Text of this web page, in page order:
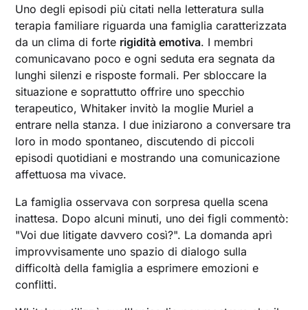
Uno degli episodi più citati nella letteratura sulla
terapia familiare riguarda una famiglia caratterizzata
da un clima di forte rigidità emotiva. I membri
comunicavano poco e ogni seduta era segnata da
lunghi silenzi e risposte formali. Per sbloccare la
situazione e soprattutto offrire uno specchio
terapeutico, Whitaker invitò la moglie Muriel a
entrare nella stanza. I due iniziarono a conversare tra
loro in modo spontaneo, discutendo di piccoli
episodi quotidiani e mostrando una comunicazione
affettuosa ma vivace.
La famiglia osservava con sorpresa quella scena
inattesa. Dopo alcuni minuti, uno dei figli commentò:
"Voi due litigate davvero così?". La domanda aprì
improvvisamente uno spazio di dialogo sulla
difficoltà della famiglia a esprimere emozioni e
conflitti.